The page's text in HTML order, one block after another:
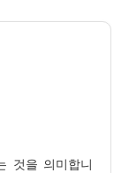
것을 의미합니